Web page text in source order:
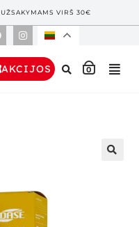
VIRŠ 30€
AKCIJOS 0